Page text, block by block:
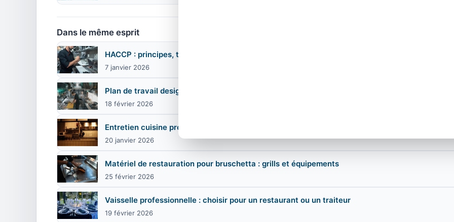
Dans le même esprit
HACCP : principes, températures et plan sanitaire
7 janvier 2026
Plan de travail design pour cuisine professionnelle : guide
18 février 2026
Entretien cuisine professionnelle : nettoyage et protocoles HACCP
20 janvier 2026
Matériel de restauration pour bruschetta : grills et équipements
25 février 2026
Vaisselle professionnelle : choisir pour un restaurant ou un traiteur
19 février 2026